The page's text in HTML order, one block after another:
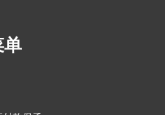
单